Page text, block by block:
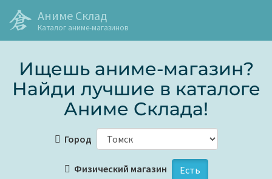
Аниме Склад
Каталог аниме-магазинов
Ищешь аниме-магазин?
Найди лучшие в каталоге
Аниме Склада!
Город
Физический магазин Есть